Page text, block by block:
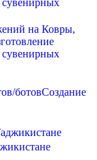
на Ковры,
Создание